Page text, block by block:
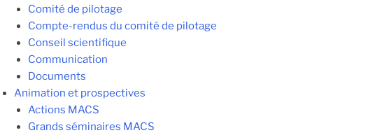
Comité de pilotage
Compte-rendus du comité de pilotage
Conseil scientifique
Communication
Documents
Animation et prospectives
Actions MACS
Grands séminaires MACS